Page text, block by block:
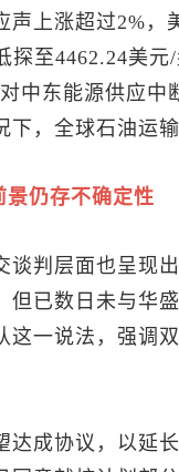
声上涨超过2%
探至4462.24美
中东能源供应
下，全球石油运
景仍存不确定性
谈判层面也呈现
但已数日未与华
这一说法，强调
达成协议，以延